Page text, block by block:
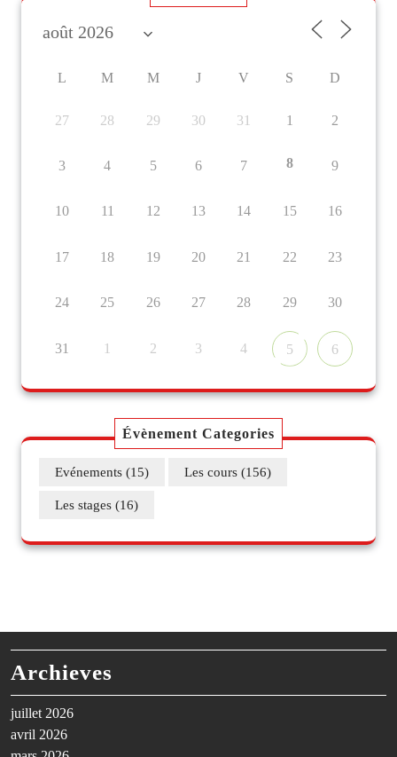
L M M J V S D
27 28 29 30 31 1 2
3 4 5 6 7 8 9
10 11 12 13 14 15 16
17 18 19 20 21 22 23
24 25 26 27 28 29 30
31 1 2 3 4 5 6
Évènement Categories
Evénements (15) Les cours (156)
Les stages (16)
Archieves
juillet 2026
avril 2026